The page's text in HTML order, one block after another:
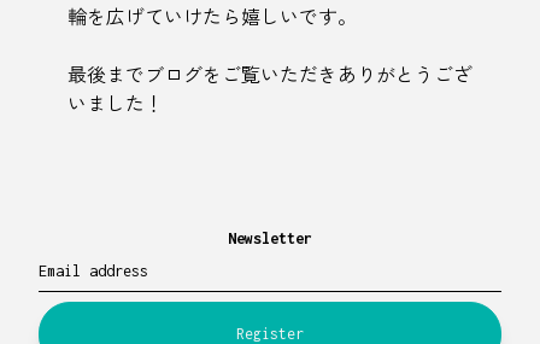
輪を広げていけたら嬉しいです。
最後までブログをご覧いただきありがとうござ
いました！
Newsletter
Email address
Register